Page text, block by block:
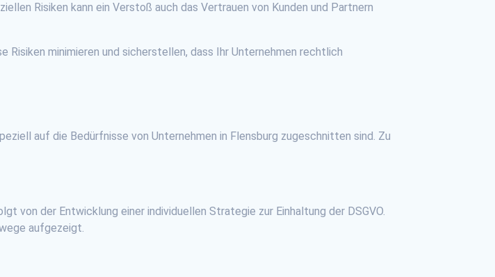
Risiken kann ein Verstoß auch das Vertrauen von Kunden und Partnern
minimieren und sicherstellen, dass Ihr Unternehmen rechtlich
auf die Bedürfnisse von Unternehmen in Flensburg zugeschnitten sind. Zu
von der Entwicklung einer individuellen Strategie zur Einhaltung der DSGVO.
aufgezeigt.